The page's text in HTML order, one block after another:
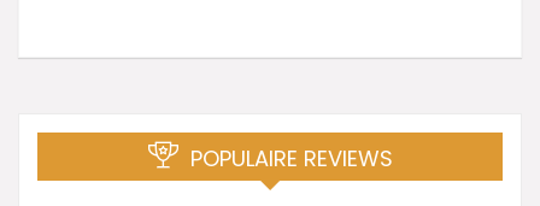
POPULAIRE REVIEWS